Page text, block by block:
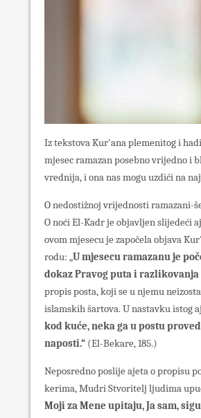
Iz tekstova Kur'ana plemenitog i
mjesec ramazan posebno vrijedno i
vrednija, i ona nas mogu uzdići na
O nedostižnoj vrijednosti ramazani-
O noći El-Kadr je objavljen slijedeći
ovom mjesecu je započela objava
rodu: „U mjesecu ramazanu je
dokaz Pravog puta i
propis posta, koji se u njemu
islamskih šartova. U nastavku istog
kod kuće, neka ga u postu
naposti.“ (El-Bekare, 185.)
Neposredno poslije ajeta o propisu
kerima, Mudri Stvoritelj ljudima
Moji za Mene upitaju, Ja sam,